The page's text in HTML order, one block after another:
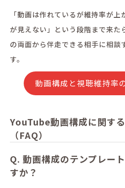
「動画は作れているが維持率が
が見えない」という段階まで来た
の両面から伴走できる相手に相談
す。
動画構成と視聴維持率
YouTube動画構成に関す
（FAQ）
Q. 動画構成のテンプレー
すか？